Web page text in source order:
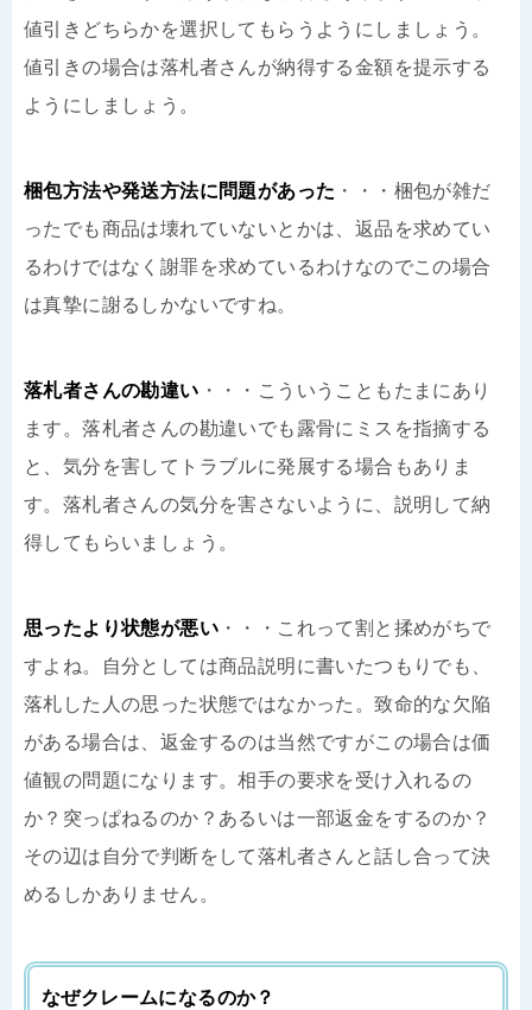
値引きどちらかを選択してもらうようにしましょう。
値引きの場合は落札者さんが納得する金額を提示する
ようにしましょう。
梱包方法や発送方法に問題があった ・・・梱包が雑だ
ったでも商品は壊れていないとかは、返品を求めてい
るわけではなく謝罪を求めているわけなのでこの場合
は真摯に謝るしかないですね。
落札者さんの勘違い ・・・こういうこともたまにあり
ます。落札者さんの勘違いでも露骨にミスを指摘する
と、気分を害してトラブルに発展する場合もありま
す。落札者さんの気分を害さないように、説明して納
得してもらいましょう。
思ったより状態が悪い ・・・これって割と揉めがちで
すよね。自分としては商品説明に書いたつもりでも、
落札した人の思った状態ではなかった。致命的な欠陥
がある場合は、返金するのは当然ですがこの場合は価
値観の問題になります。相手の要求を受け入れるの
か？突っぱねるのか？あるいは一部返金をするのか？
その辺は自分で判断をして落札者さんと話し合って決
めるしかありません。
なぜクレームになるのか？